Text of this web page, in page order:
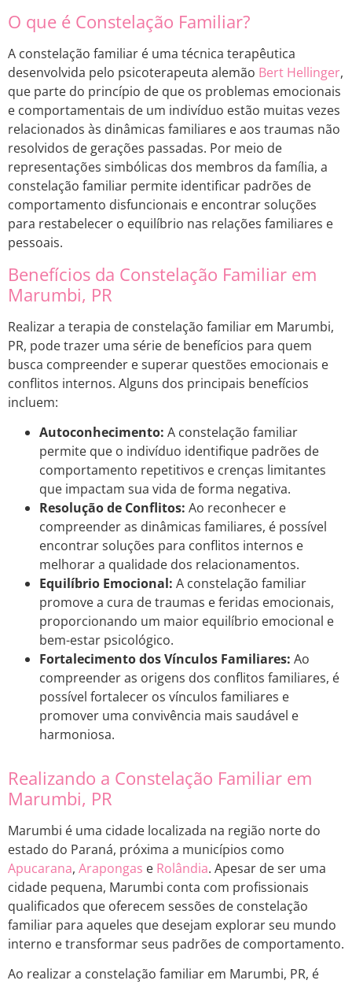
O que é Constelação Familiar?
A constelação familiar é uma técnica terapêutica
desenvolvida pelo psicoterapeuta alemão Bert Hellinger,
que parte do princípio de que os problemas emocionais
e comportamentais de um indivíduo estão muitas vezes
relacionados às dinâmicas familiares e aos traumas não
resolvidos de gerações passadas. Por meio de
representações simbólicas dos membros da família, a
constelação familiar permite identificar padrões de
comportamento disfuncionais e encontrar soluções
para restabelecer o equilíbrio nas relações familiares e
pessoais.
Benefícios da Constelação Familiar em
Marumbi, PR
Realizar a terapia de constelação familiar em Marumbi,
PR, pode trazer uma série de benefícios para quem
busca compreender e superar questões emocionais e
conflitos internos. Alguns dos principais benefícios
incluem:
Autoconhecimento: A constelação familiar
permite que o indivíduo identifique padrões de
comportamento repetitivos e crenças limitantes
que impactam sua vida de forma negativa.
Resolução de Conflitos: Ao reconhecer e
compreender as dinâmicas familiares, é possível
encontrar soluções para conflitos internos e
melhorar a qualidade dos relacionamentos.
Equilíbrio Emocional: A constelação familiar
promove a cura de traumas e feridas emocionais,
proporcionando um maior equilíbrio emocional e
bem-estar psicológico.
Fortalecimento dos Vínculos Familiares: Ao
compreender as origens dos conflitos familiares, é
possível fortalecer os vínculos familiares e
promover uma convivência mais saudável e
harmoniosa.
Realizando a Constelação Familiar em
Marumbi, PR
Marumbi é uma cidade localizada na região norte do
estado do Paraná, próxima a municípios como
Apucarana, Arapongas e Rolândia. Apesar de ser uma
cidade pequena, Marumbi conta com profissionais
qualificados que oferecem sessões de constelação
familiar para aqueles que desejam explorar seu mundo
interno e transformar seus padrões de comportamento.
Ao realizar a constelação familiar em Marumbi, PR, é